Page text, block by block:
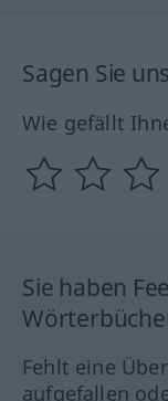
Sagen Sie
Wie gefällt
Sie haben
Fehlt eine
aufgefallen